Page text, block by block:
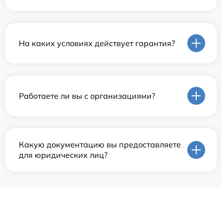
На каких условиях действует гарантия?
Работаете ли вы с организациями?
Какую документацию вы предоставляете
для юридических лиц?